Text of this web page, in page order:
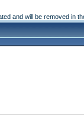
and will be removed in